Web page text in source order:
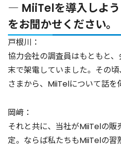
― MiiTelを導入しよう
をお聞かせください。
戸根川：
協力会社の調査員はもともと
末で架電していました。その
さまから、MiiTelについて話を
岡﨑：
それと共に、当社がMiiTelの販
定。ならば私たちもMiiTelの習